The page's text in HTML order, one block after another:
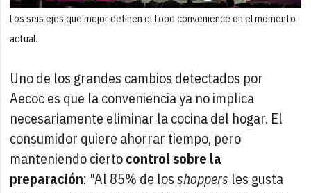
Los seis ejes que mejor definen el food convenience en el momento
actual.
Uno de los grandes cambios detectados por
Aecoc es que la conveniencia ya no implica
necesariamente eliminar la cocina del hogar. El
consumidor quiere ahorrar tiempo, pero
manteniendo ciertocontrol sobre la
preparación: "Al 85% de losshoppers les gusta